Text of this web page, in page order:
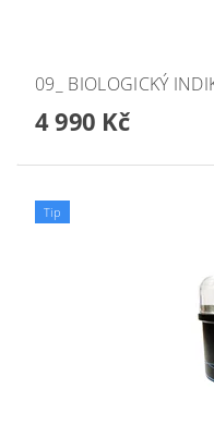
09_ BIOLOGICKÝ
4 990 Kč
Tip